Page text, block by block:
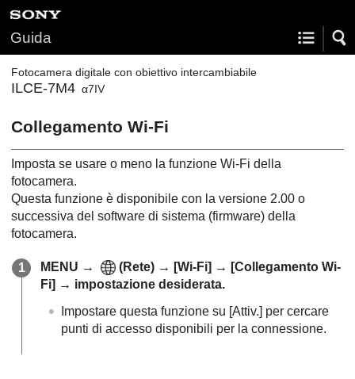
Guida
Fotocamera digitale con obiettivo intercambiabile
ILCE-7M4 α7IV
Collegamento Wi-Fi
Imposta se usare o meno la funzione Wi-Fi della
fotocamera.
Questa funzione è disponibile con la versione 2.00 o
successiva del software di sistema (firmware) della
fotocamera.
MENU → (Rete) → [Wi-Fi] → [Collegamento Wi-
Fi] → impostazione desiderata.
Impostare questa funzione su [Attiv.] per cercare
punti di accesso disponibili per la connessione.